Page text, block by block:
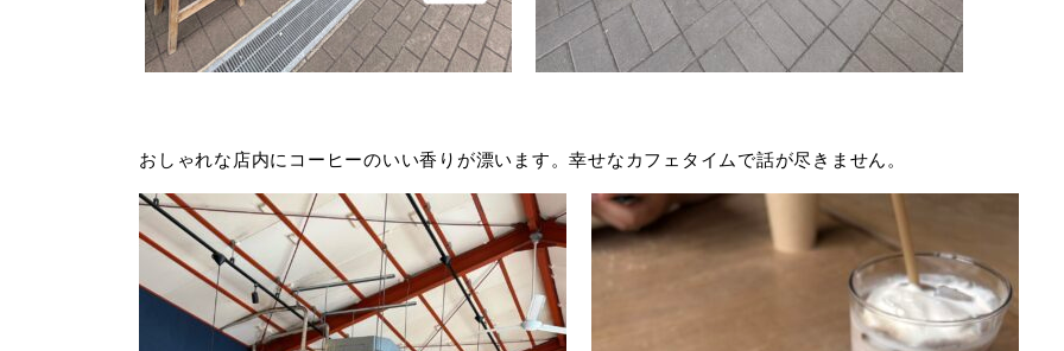
おしゃれな店内にコーヒーのいい香りが漂います。幸せなカフェタイムで話が尽きません。